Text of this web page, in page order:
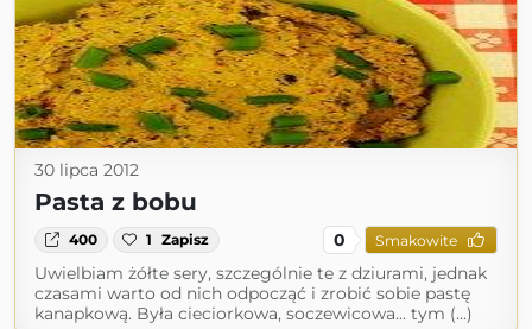
30 lipca 2012
Pasta z bobu
400 1 Zapisz 0 Smakowite
Uwielbiam żółte sery, szczególnie te z dziurami, jednak
czasami warto od nich odpocząć i zrobić sobie pastę
kanapkową. Była cieciorkowa, soczewicowa... tym (...)